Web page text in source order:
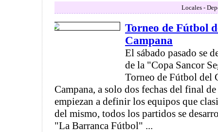
Locales -
Torneo de Fútbol
Campana
El sábado pasado se
de la "Copa Sancor
Torneo de Fútbol del
Campana, a solo dos fechas del final
empiezan a definir los equipos que
del mismo, todos los partidos se
"La Barranca Fútbol" ...